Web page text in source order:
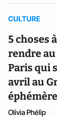
CULTURE
5 choses
rendre au
Paris qui
avril au
éphémère
Olivia Phélip